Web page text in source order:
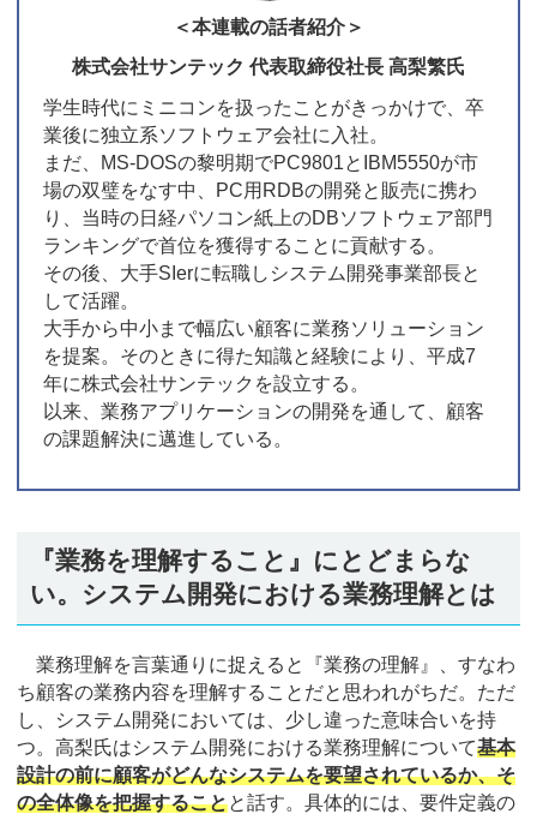
＜本連載の話者紹介＞
株式会社サンテック 代表取締役社長 高梨繁氏
学生時代にミニコンを扱ったことがきっかけで、卒
業後に独立系ソフトウェア会社に入社。
まだ、MS-DOSの黎明期でPC9801とIBM5550が市
場の双璧をなす中、PC用RDBの開発と販売に携わ
り、当時の日経パソコン紙上のDBソフトウェア部門
ランキングで首位を獲得することに貢献する。
その後、大手SIerに転職しシステム開発事業部長と
して活躍。
大手から中小まで幅広い顧客に業務ソリューション
を提案。そのときに得た知識と経験により、平成7
年に株式会社サンテックを設立する。
以来、業務アプリケーションの開発を通して、顧客
の課題解決に邁進している。
『業務を理解すること』にとどまらな
い。システム開発における業務理解とは
業務理解を言葉通りに捉えると『業務の理解』、すなわ
ち顧客の業務内容を理解することだと思われがちだ。ただ
し、システム開発においては、少し違った意味合いを持
つ。高梨氏はシステム開発における業務理解について基本
設計の前に顧客がどんなシステムを要望されているか、そ
の全体像を把握することと話す。具体的には、要件定義の